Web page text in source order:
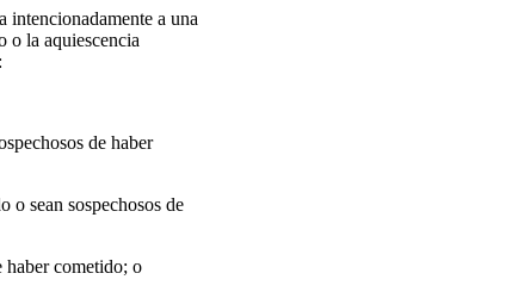
a una
o la aquiescencia
de haber
o sean sospechosos de
haber cometido; o